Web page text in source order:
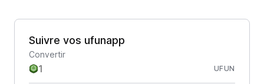
Suivre vos ufunapp
Convertir
UFUN